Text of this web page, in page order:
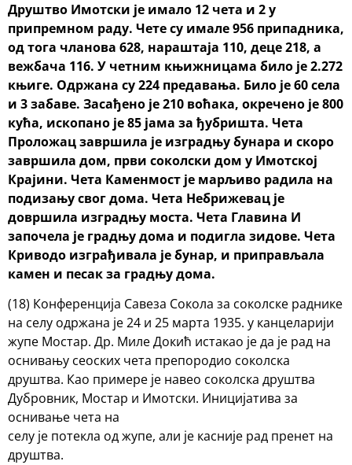
Друштво Имотски је имало 12 чета и 2 у
припремном раду. Чете су имале 956 припадника,
од тога чланова 628, нараштаја 110, деце 218, а
вежбача 116. У четним књижницама било је 2.272
књиге. Одржана су 224 предавања. Било је 60 села
и 3 забаве. Засађено је 210 воћака, окречено је 800
кућа, ископано је 85 јама за ђубришта. Чета
Проложац завршила је изградњубунара и скоро
завршила дом, први соколски дом у Имотској
Крајини. Чета Каменмост је марљиво радила на
подизању свог дома. Чета Небрижевац је
довршила изградњу моста. Чета Главина И
започела је градњу дома и подигла зидове. Чета
Криводо изграђивала је бунар, и приправљала
камен и песак за градњудома.
(18) Конференција Савеза Сокола за соколске раднике
на селу одржана је 24 и 25 марта 1935. у канцеларији
жупе Мостар. Др. Миле Докић истакао је да је рад на
оснивању сеоских чета препородио соколска
друштва. Као примере је навео соколска друштва
Дубровник, Мостар и Имотски. Иницијатива за
оснивање чета на
селу је потекла од жупе, али је касније рад пренет на
друштва.